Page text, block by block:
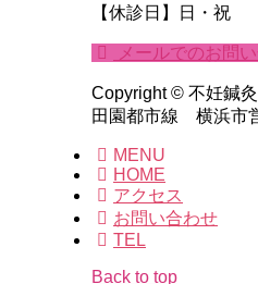
【休診日】日・祝
メールでのお問
Copyright © 不妊鍼
田園都市線 横浜市
MENU
HOME
アクセス
お問い合わせ
TEL
Back to top